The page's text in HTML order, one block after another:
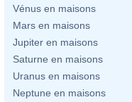
Vénus en maisons
Mars en maisons
Jupiter en maisons
Saturne en maisons
Uranus en maisons
Neptune en maisons